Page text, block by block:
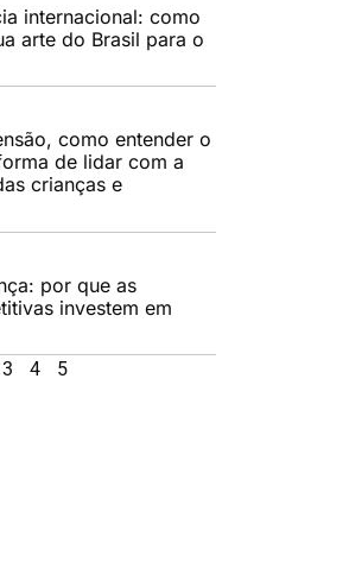
internacional: como
arte do Brasil para o
como entender o
de lidar com a
crianças e
por que as
investem em
3 4 5